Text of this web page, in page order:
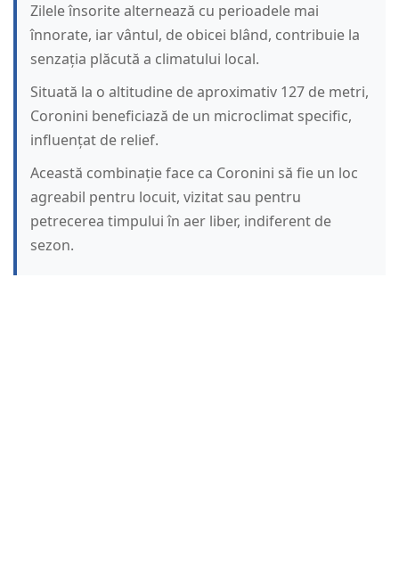
Zilele însorite alternează cu perioadele mai
înnorate, iar vântul, de obicei blând, contribuie la
senzația plăcută a climatului local.
Situată la o altitudine de aproximativ 127 de metri,
Coronini beneficiază de un microclimat specific,
influențat de relief.
Această combinație face ca Coronini să fie un loc
agreabil pentru locuit, vizitat sau pentru
petrecerea timpului în aer liber, indiferent de
sezon.